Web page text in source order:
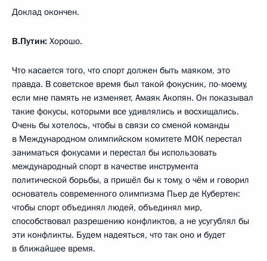
Доклад окончен.
В.Путин: Хорошо.
Что касается того, что спорт должен быть маяком, это
правда. В советское время был такой фокусник, по-моему,
если мне память не изменяет, Амаяк Акопян. Он показывал
такие фокусы, которыми все удивлялись и восхищались.
Очень бы хотелось, чтобы в связи со сменой команды
в Международном олимпийском комитете МОК перестал
заниматься фокусами и перестал бы использовать
международный спорт в качестве инструмента
политической борьбы, а пришёл бы к тому, о чём и говорил
основатель современного олимпизма Пьер де Кубертен:
чтобы спорт объединял людей, объединял мир,
способствовал разрешению конфликтов, а не усугублял бы
эти конфликты. Будем надеяться, что так оно и будет
в ближайшее время.